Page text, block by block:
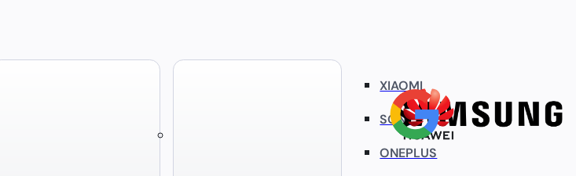
XIAOMI
SONY
ONEPLUS